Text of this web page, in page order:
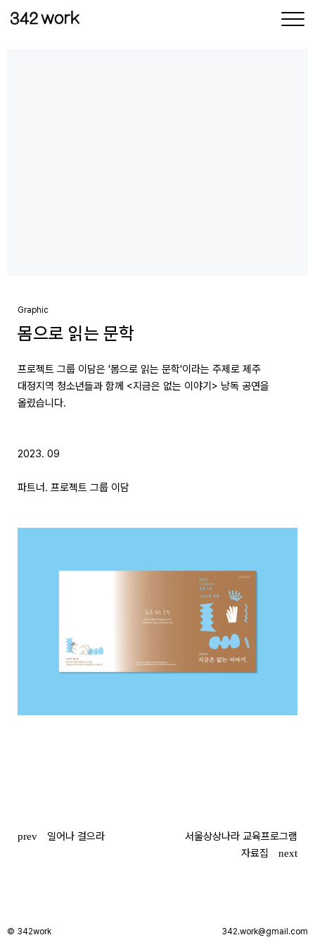
삼사이워크
삶과 일
Graphic
몸으로 읽는 문학
프로젝트 그룹 이담은 '몸으로 읽는 문학'이라는 주제로 제주
대정지역 청소년들과 함께 <지금은 없는 이야기> 낭독 공연을
올렸습니다.
2023. 09
파트너. 프로젝트 그룹 이담
글
prev 일어나 걸으라
서울상상나라 교육프로그램
자료집
next
© 342work 342.work@gmail.com